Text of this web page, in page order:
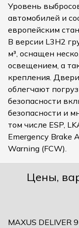
Уровень
автомобилей и
европейским
В версии L3H2
м³, оснащен
освещением, а
крепления.
облегчают
безопасности
безопасности и
том числе ESP,
Emergency Brake
Warning (FCW).
Цены,
MAXUS DELIVER